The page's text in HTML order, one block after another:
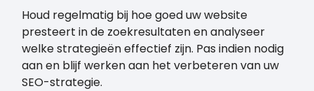
Houd regelmatig bij hoe goed uw website
presteert in de zoekresultaten en analyseer
welke strategieën effectief zijn. Pas indien nodig
aan en blijf werken aan het verbeteren van uw
SEO-strategie.